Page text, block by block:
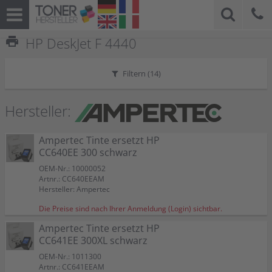
print HP DeskJet F 4440
Filtern (14)
Hersteller:
Ampertec Tinte ersetzt HP
CC640EE 300 schwarz
OEM-Nr.: 10000052
Artnr.: CC640EEAM
Hersteller: Ampertec
Die Preise sind nach Ihrer Anmeldung (Login) sichtbar.
Ampertec Tinte ersetzt HP
CC641EE 300XL schwarz
OEM-Nr.: 1011300
Artnr.: CC641EEAM